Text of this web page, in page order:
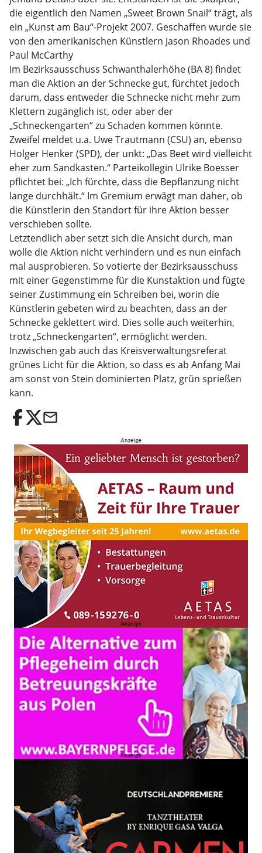
die eigentlich den Namen „Sweet Brown Snail“ trägt, als
ein „Kunst am Bau“-Projekt 2007. Geschaffen wurde sie
von den amerikanischen Künstlern Jason Rhoades und
Paul McCarthy
Im Bezirksausschuss Schwanthalerhöhe (BA 8) findet
man die Aktion an der Schnecke gut, fürchtet jedoch
darum, dass entweder die Schnecke nicht mehr zum
Klettern zugänglich ist, oder aber der
„Schneckengarten“ zu Schaden kommen könnte.
Zweifel meldet u.a. Uwe Trautmann (CSU) an, ebenso
Holger Henker (SPD), der unkt: „Das Beet wird vielleicht
eher zum Sandkasten.“ Parteikollegin Ulrike Boesser
pflichtet bei: „Ich fürchte, dass die Bepflanzung nicht
lange durchhält.“ Im Gremium erwägt man daher, ob
die Künstlerin den Standort für ihre Aktion besser
verschieben sollte.
Letztendlich aber setzt sich die Ansicht durch, man
wolle die Aktion nicht verhindern und es nun einfach
mal ausprobieren. So votierte der Bezirksausschuss
mit einer Gegenstimme für die Kunstaktion und fügte
seiner Zustimmung ein Schreiben bei, worin die
Künstlerin gebeten wird zu beachten, dass an der
Schnecke geklettert wird. Dies solle auch weiterhin,
trotz „Schneckengarten“, ermöglicht werden.
Inzwischen gab auch das Kreisverwaltungsreferat
grünes Licht für die Aktion, so dass es ab Anfang Mai
am sonst von Stein dominierten Platz, grün sprießen
kann.
email